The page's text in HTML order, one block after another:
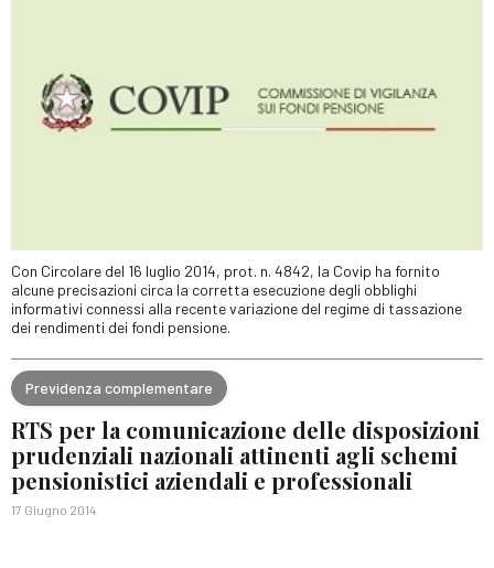
Con Circolare del 16 luglio 2014, prot. n. 4842, la Covip ha fornito
alcune precisazioni circa la corretta esecuzione degli obblighi
informativi connessi alla recente variazione del regime di tassazione
dei rendimenti dei fondi pensione.
Previdenza complementare
RTS per la comunicazione delle disposizioni
prudenziali nazionali attinenti agli schemi
pensionistici aziendali e professionali
17 Giugno 2014